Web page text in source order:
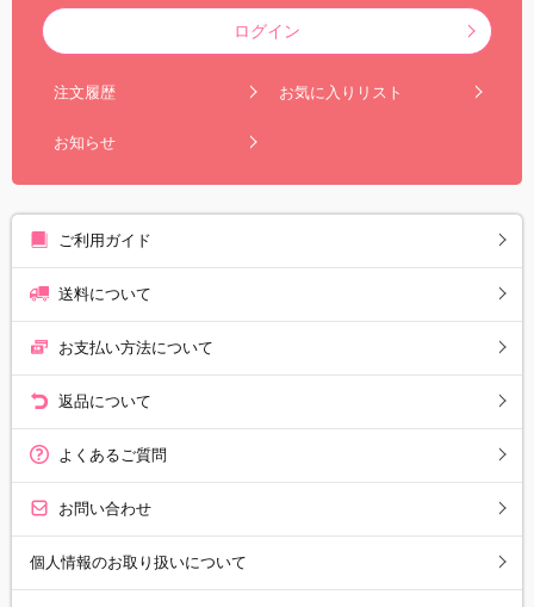
ログイン
注文履歴 お気に入りリスト
お知らせ
ご利用ガイド
送料について
お支払い方法について
返品について
よくあるご質問
お問い合わせ
個人情報のお取り扱いについて